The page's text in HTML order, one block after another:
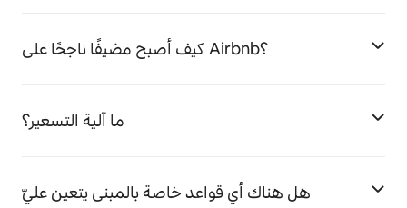
كيف أصبح مضيفًا ناجحًا على Airbnb؟
ما آلية التسعير؟
هل هناك أي قواعد خاصة بالمبنى يتعين عليّ